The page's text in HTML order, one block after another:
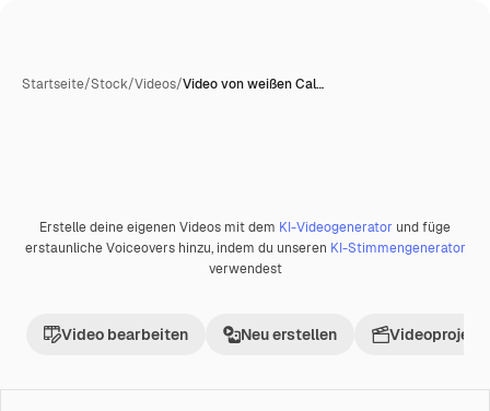
Startseite/Stock/Videos/Video von weißen Cal…
PremiumKI-generiert
Erstelle deine eigenen Videos mit dem KI-Videogenerator und füge
erstaunliche Voiceovers hinzu, indem du unseren KI-Stimmengenerator
verwendest
Video bearbeiten Neu erstellen Videoprojekt